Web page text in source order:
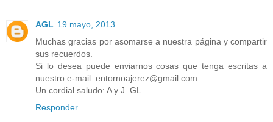
AGL 19 mayo, 2013
Muchas gracias por asomarse a nuestra página y compartir
sus recuerdos.
Si lo desea puede enviarnos cosas que tenga escritas a
nuestro e-mail: entornoajerez@gmail.com
Un cordial saludo: A y J. GL
Responder